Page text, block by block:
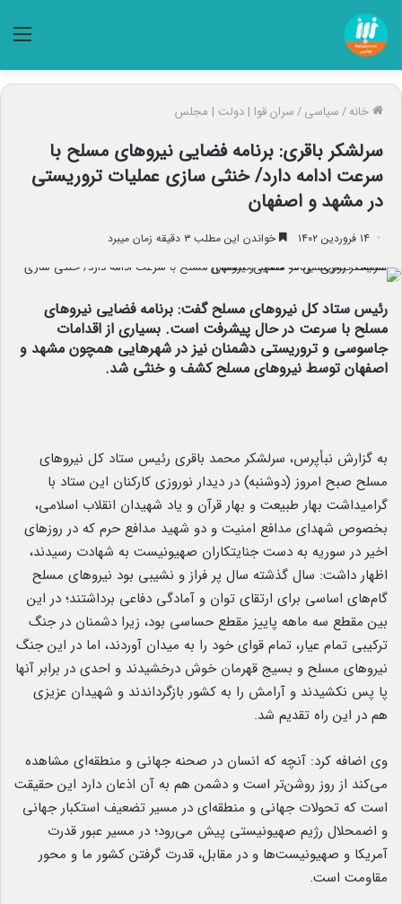
خانه/سیاسی/سران قوا | دولت | مجلس
سرلشکر باقری: برنامه فضایی نیروهای مسلح با
سرعت ادامه دارد/ خنثی سازی عملیات تروریستی
در مشهد و اصفهان
۱۴ فروردین ۱۴۰۲ خواندن این مطلب ۳ دقیقه زمان میبرد
رئیس ستاد کل نیروهای مسلح گفت: برنامه فضایی نیروهای
مسلح با سرعت در حال پیشرفت است. بسیاری از اقدامات
جاسوسی و تروریستی دشمنان نیز در شهرهایی همچون مشهد و
اصفهان توسط نیروهای مسلح کشف و خنثی شد.
به گزارش نبأپرس، سرلشکر محمد باقری رئیس ستاد کل نیروهای
مسلح صبح امروز (دوشنبه) در دیدار نوروزی کارکنان این ‌ستاد با
گرامیداشت بهار طبیعت و بهار قرآن و یاد شهیدان انقلاب اسلامی،
بخصوص شهدای مدافع امنیت و دو شهید مدافع حرم که در روزهای
اخیر در سوریه به دست جنایتکاران صهیونیست به شهادت رسیدند،
اظهار داشت: سال گذشته سال پر فراز و نشیبی بود نیروهای ‌مسلح
گام‌های اساسی برای ارتقای توان و آمادگی دفاعی برداشتند؛ در این
بین مقطع سه ماهه پاییز مقطع حساسی بود، زیرا دشمنان در جنگ
‌ترکیبی تمام عیار، تمام قوای خود را به ‌میدان آوردند، اما در این جنگ
نیروهای مسلح و بسیج قهرمان خوش درخشیدند و احدی در برابر آنها
پا ‌پس نکشیدند و آرامش را به کشور بازگرداندند و شهیدان عزیزی
هم در این راه تقدیم شد.
وی اضافه کرد: آنچه که انسان در صحنه جهانی و منطقه‌ای مشاهده
می‌کند از روز روشن‌تر است و دشمن هم به آن اذعان دارد این حقیقت
است که تحولات جهانی و منطقه‌ای در مسیر تضعیف استکبار جهانی
و اضمحلال رژیم صهیونیستی پیش می‌رود؛ در مسیر عبور قدرت
آمریکا و صهیونیست‌ها و در مقابل، قدرت گرفتن کشور ما و محور
مقاومت است.